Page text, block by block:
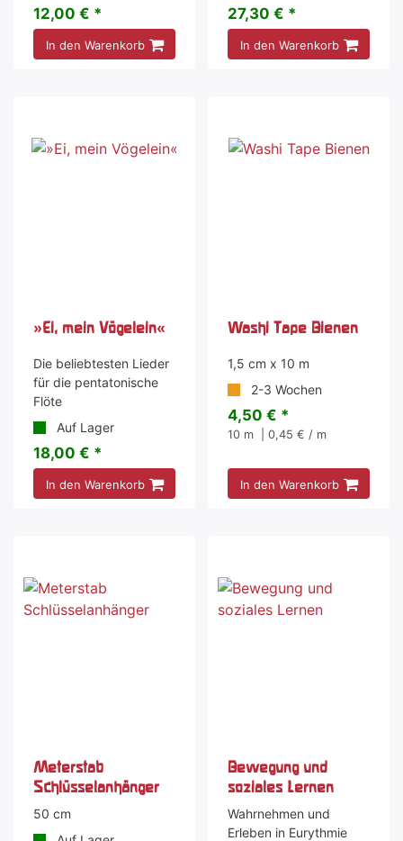
12,00 € *
In den Warenkorb
27,30 € *
In den Warenkorb
»Ei, mein Vögelein«
Die beliebtesten Lieder
für die pentatonische
Flöte
Auf Lager
18,00 € *
In den Warenkorb
Washi Tape Bienen
1,5 cm x 10 m
2-3 Wochen
4,50 € *
10 m | 0,45 € / m
In den Warenkorb
Meterstab
Schlüsselanhänger
50 cm
Bewegung und
soziales Lernen
Wahrnehmen und
Erleben in Eurythmie